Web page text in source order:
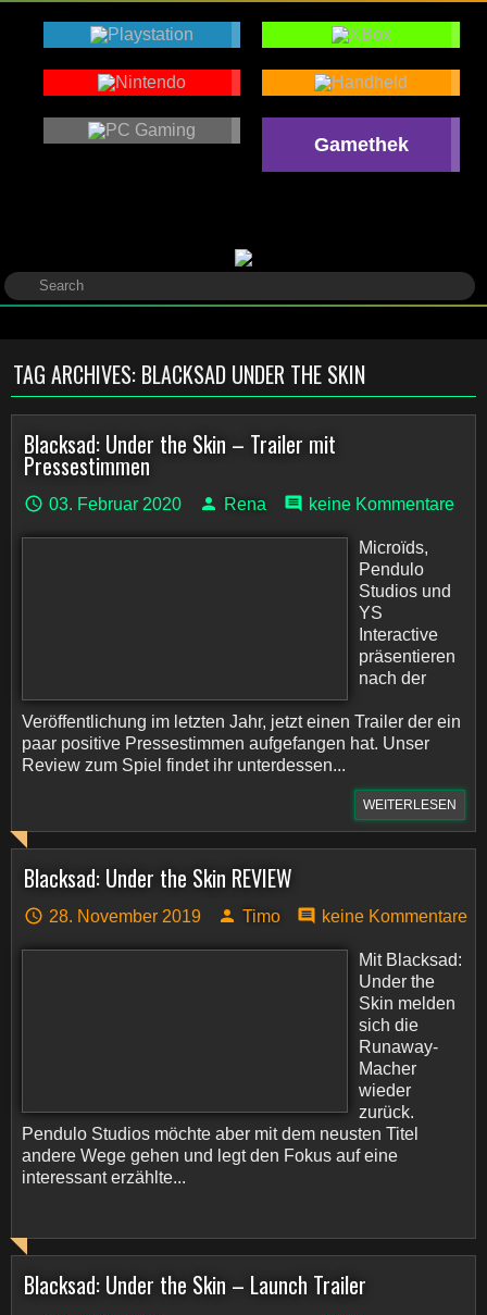
Gamethek
TAG ARCHIVES: BLACKSAD UNDER THE SKIN
Blacksad: Under the Skin – Trailer mit
Pressestimmen
03. Februar 2020 Rena keine Kommentare
Microïds,
Pendulo
Studios und
YS
Interactive
präsentieren
nach der
Veröffentlichung im letzten Jahr, jetzt einen Trailer der ein
paar positive Pressestimmen aufgefangen hat. Unser
Review zum Spiel findet ihr unterdessen...
WEITERLESEN
Blacksad: Under the Skin REVIEW
28. November 2019 Timo keine Kommentare
Mit Blacksad:
Under the
Skin melden
sich die
Runaway-
Macher
wieder
zurück.
Pendulo Studios möchte aber mit dem neusten Titel
andere Wege gehen und legt den Fokus auf eine
interessant erzählte...
Blacksad: Under the Skin – Launch Trailer